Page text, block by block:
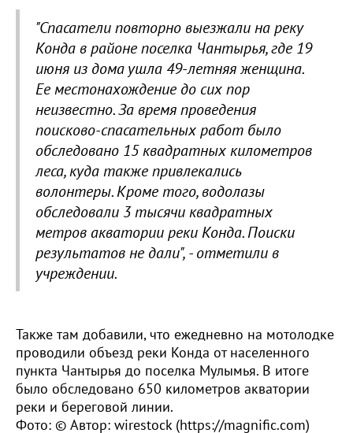
"Спасатели повторно выезжали на реку
Конда в районе поселка Чантырья, где 19
июня из дома ушла 49-летняя женщина.
Ее местонахождение до сих пор
неизвестно. За время проведения
поисково-спасательных работ было
обследовано 15 квадратных километров
леса, куда также привлекались
волонтеры. Кроме того, водолазы
обследовали 3 тысячи квадратных
метров акватории реки Конда. Поиски
результатов не дали", - отметили в
учреждении.
Также там добавили, что ежедневно на мотолодке
проводили объезд реки Конда от населенного
пункта Чантырья до поселка Мулымья. В итоге
было обследовано 650 километров акватории
реки и береговой линии.
Фото: © Автор: wirestock (https://magnific.com)